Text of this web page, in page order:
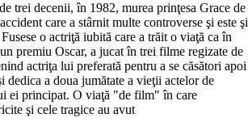
trei decenii, în 1982, murea prinţesa Grace de
care a stârnit multe controverse şi este şi
o actriţă iubită care a trăit o viaţă ca în
premiu Oscar, a jucat în trei filme regizate de
actriţa lui preferată pentru a se căsători apoi
dedica a doua jumătate a vieţii actelor de
ei principat. O viaţă "de film" în care
şi cele tragice au avut